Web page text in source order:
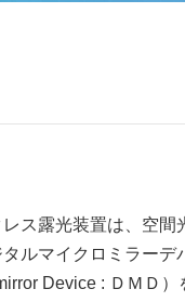
レス露光装置は、空間
タルマイクロミラーデ
Device : ＤＭＤ）